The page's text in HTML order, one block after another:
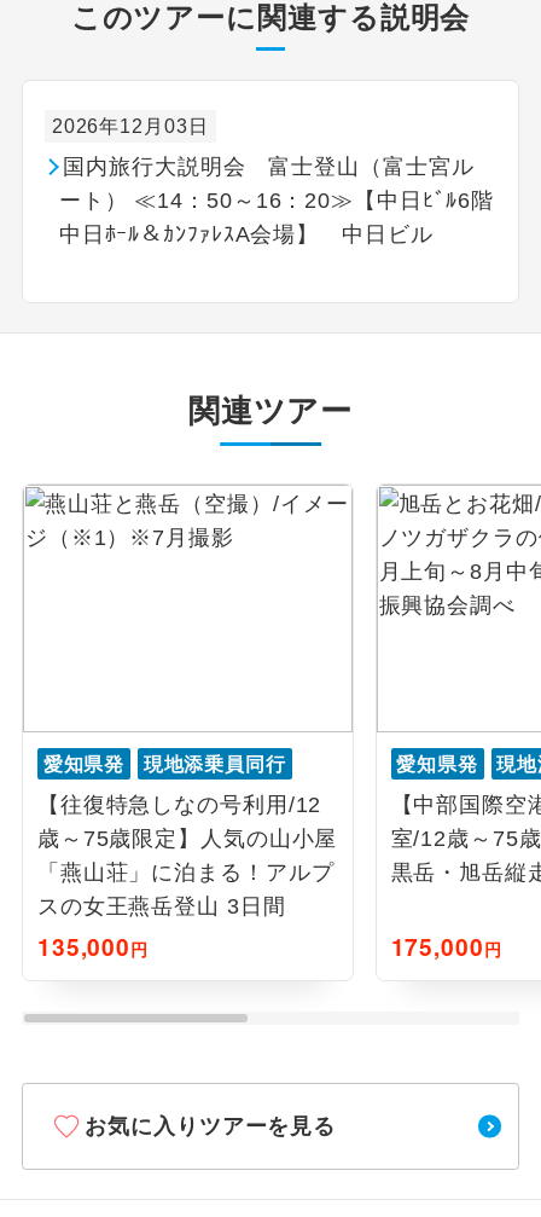
このツアーに関連する説明会
2026年12月03日
国内旅行大説明会 富士登山（富士宮ル
ート） ≪14：50～16：20≫【中日ﾋﾞﾙ6階
中日ﾎｰﾙ＆ｶﾝﾌｧﾚｽA会場】 中日ビル
関連ツアー
愛知県発 現地添乗員同行
【往復特急しなの号利用/12
歳～75歳限定】人気の山小屋
「燕山荘」に泊まる！アルプ
スの女王燕岳登山 3日間
135,000円
愛知県発 現
【中部国際
室/12歳～75
黒岳・旭岳縦
175,000円
お気に入りツアーを見る